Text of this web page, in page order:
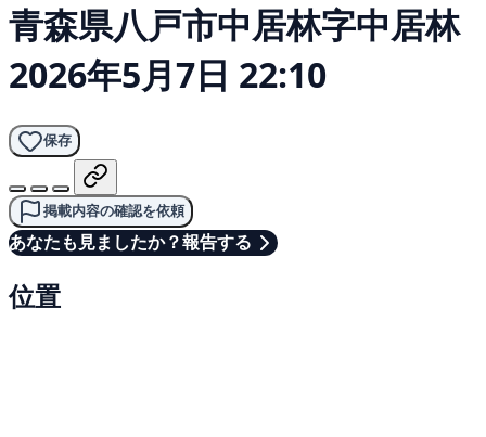
青森県八戸市中居林字中居林
2026年5月7日 22:10
保存
掲載内容の確認を依頼
あなたも見ましたか？報告する
位置